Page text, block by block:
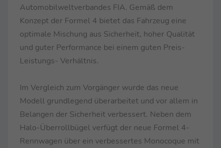
Automobilweltverbandes FIA. Gemäß dem
Konzept der Formel 4 bietet das Fahrzeug eine
optimale Mischung aus Sicherheit, hoher Qualität
und guter Performance bei einem guten Preis-
Leistungs- Verhältnis.
Im Vergleich zum Vorgänger wurde das neue
Modell grundlegend überarbeitet und vor allem in
Belangen der Sicherheit verbessert. Neben dem
Halo-Überrollbügel verfügt der neue Formel 4-
Rennwagen über ein verbessertes Monocoque mit